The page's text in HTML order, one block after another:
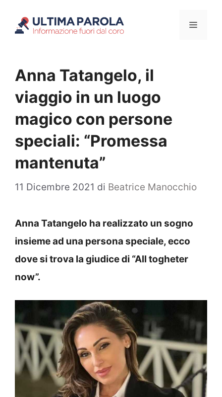
Menu
Anna Tatangelo, il
viaggio in un luogo
magico con persone
speciali: “Promessa
mantenuta”
11 Dicembre 2021 di Beatrice Manocchio
Anna Tatangelo ha realizzato un sogno
insieme ad una persona speciale, ecco
dove si trova la giudice di “All togheter
now”.